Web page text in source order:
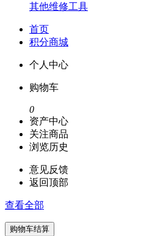
其他维修工具
首页
积分商城
个人中心
购物车
0
资产中心
关注商品
浏览历史
意见反馈
返回顶部
查看全部